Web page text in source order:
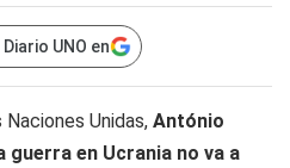
UNO en
Unidas, António
en Ucrania no va a